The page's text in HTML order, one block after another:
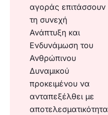
αγοράς επιτάσσουν
τη συνεχή
Ανάπτυξη και
Ενδυνάμωση του
Ανθρώπινου
Δυναμικού
προκειμένου να
ανταπεξέλθει με
αποτελεσματικότητα